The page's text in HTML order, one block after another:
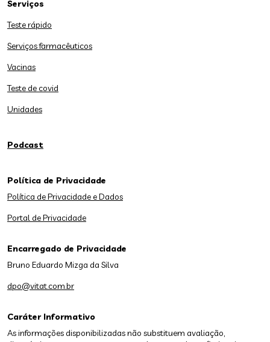
Serviços
Teste rápido
Serviços farmacêuticos
Vacinas
Teste de covid
Unidades
Podcast
Caráter Informativo
As informações disponibilizadas não substituem avaliação,
Política de Privacidade
Política de Privacidade e Dados
Portal de Privacidade
Encarregado de Privacidade
Bruno Eduardo Mizga da Silva
dpo@vitat.com.br